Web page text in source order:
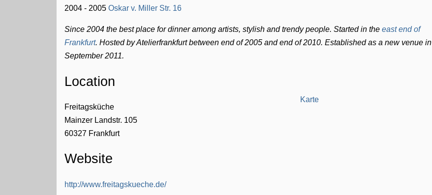
2004 - 2005Oskar v. Miller Str. 16
Since 2004 the best place for dinner among artists, stylish and trendy people. Started in theeast end of
Frankfurt. Hosted by Atelierfrankfurt between end of 2005 and end of 2010. Established as a new venue in
September 2011.
Location
Freitagsküche
Mainzer Landstr. 105
60327 Frankfurt
Website
http://www.freitagskueche.de/
Karte